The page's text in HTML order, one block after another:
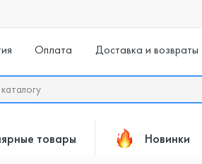
Оплата Доставка и возвраты
товары Новинки